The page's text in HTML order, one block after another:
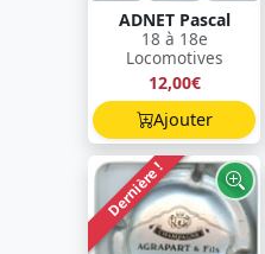
ADNET Pascal
18 à 18e
Locomotives
12,00€
Ajouter
Dernière !